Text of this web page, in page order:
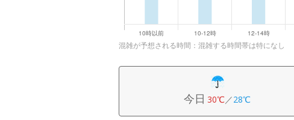
混雑が予想される時間：混雑する時間帯は特になし
今日 30℃／28℃